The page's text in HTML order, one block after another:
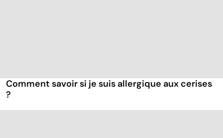
Comment savoir si je suis allergique aux cerises
?